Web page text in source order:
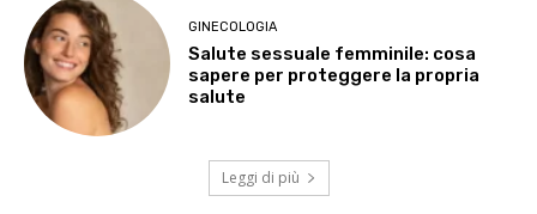
GINECOLOGIA
Salute sessuale femminile: cosa
sapere per proteggere la propria
salute
Leggi di più